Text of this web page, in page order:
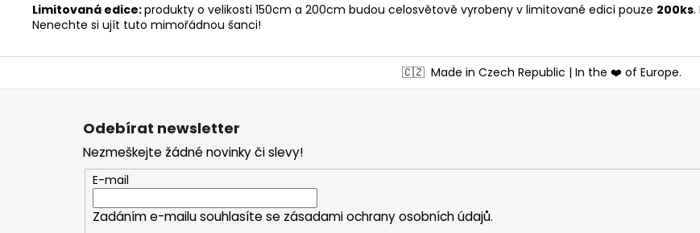
Limitovaná edice:produkty o velikosti 150cm a 200cm budou celosvětově vyrobeny v limitované edici pouze 200ks.
Nenechte si ujít tuto mimořádnou šanci!
Z
á
🇨🇿 Made in Czech Republic | In the ❤️ of Europe.
Odebírat newsletter
Nezmeškejte žádné novinky či slevy!
E-mail
Zadáním e-mailu souhlasíte se zásadami ochrany osobních údajů.